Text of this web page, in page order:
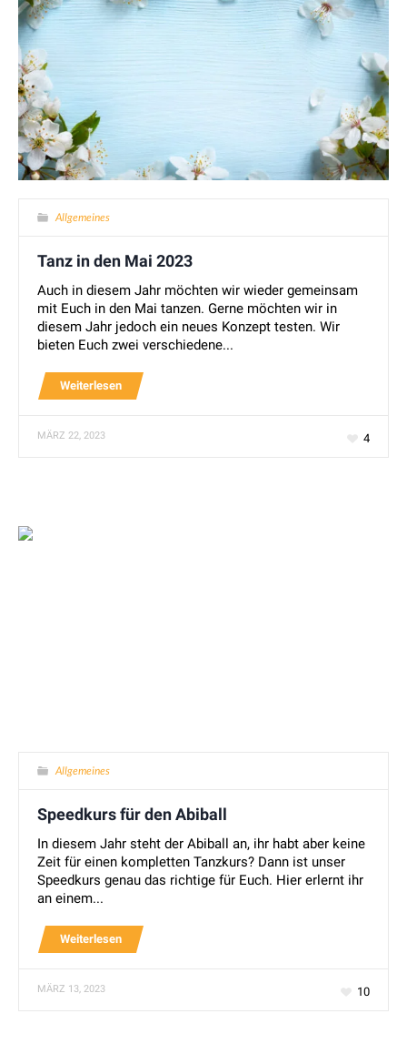
Allgemeines
Tanz in den Mai 2023
Auch in diesem Jahr möchten wir wieder gemeinsam
mit Euch in den Mai tanzen. Gerne möchten wir in
diesem Jahr jedoch ein neues Konzept testen. Wir
bieten Euch zwei verschiedene...
Weiterlesen
4
MÄRZ 22, 2023
Allgemeines
Speedkurs für den Abiball
In diesem Jahr steht der Abiball an, ihr habt aber keine
Zeit für einen kompletten Tanzkurs? Dann ist unser
Speedkurs genau das richtige für Euch. Hier erlernt ihr
an einem...
Weiterlesen
10
MÄRZ 13, 2023